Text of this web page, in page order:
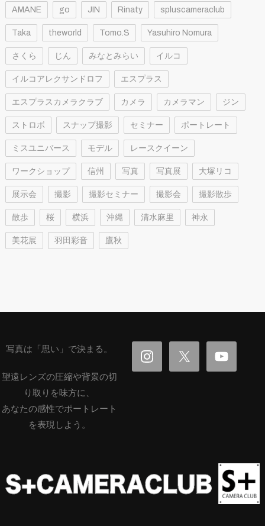
AMANE go JIN Rinaty spluscameraclub
Taka theworld Tomo.S Yasuhiro Nomura
さくら じん みなとみらい イルコ
イルコアレクサンドロフ エスプラス
エスプラスカメラクラブ カメラ カメラマン ジン
ストロボ スナップ撮影 セミナー ポートレート
ミスユニバース モデル レースクイーン
ワークショップ 信州 写真 写真展 大塚リコ
展示会 撮影 撮影セミナー 撮影会 撮影散歩
散歩 桜 横浜 沖縄 清水麻里 神永
美花展 羽田彩音 鷹秋
写真は「思い」で決まる。
望遠レンズの圧縮や背景の切
り取りを味方に、
あなたの感性でポートレート
を表現しよう。